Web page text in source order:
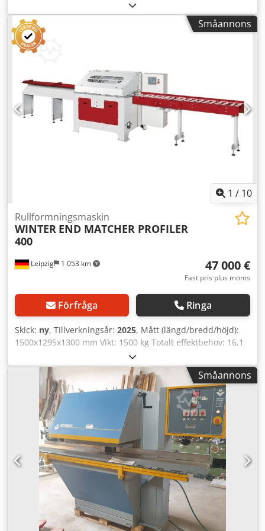
kW Spont- och fjäderprofilmaskin END MATCHER PROFILER
300 Dksdpfjvz Elpox Ab Eer - Högvarvig spont- och
fjäderprofilmaskin - Arbetsbredd: 40 - 300 mm -
Arbetsstyckets tjocklek: 10 - 35 mm - Minsta
arbetsstyckeslängd: 270 mm - Maximal arbetsstyckeslängd:
Matningshastighet steglöst justerbar via frekvensomriktare
- Skärhastighet: 24 m/min - Motorspindel (fräs): 2 x 7,5 kW -
Spindelhastighet (fräs): 7500 varv/min - Matningsmotor:
0,75 kW - Styrspänning: 24 V - Nätspänning: 400 V / 50 Hz -
Total anslutning: 16,1 kW - Pneumatiska klämanordningar
uppifrån och från sidan - Spindeldiameter: 40 mm -
Inkluderar vändskärverktyg - Manuell/automatisk styrning -
inmatningsrullbana - Inkl. 2,2 m utmatningsrullbana -
Dimensioner: L=1500, B=1295, H=1300 mm - Vikt: 1150 kg
Småannons
1 / 10
Leipzig 1 053 km
Rullformningsmaskin
WINTER END MATCHER PROFILER
400
47 000 €
Fast pris plus moms
Förfråga Ringa
Skick: ny, Tillverkningsår: 2025, Mått (längd/bredd/höjd):
1500x1295x1300 mm Vikt: 1500 kg Totalt effektbehov: 16,1
kW Not- och fjäderprofileringsmaskin END MATCHER
PROFILER 400 - Snabbgående not- och
fjäderprofileringsmaskin - Arbetsbredd: 40–400 mm -
Arbetsstyckets tjocklek: 10–35 mm - Minsta
arbetsstyckslängd: 270 mm - Maximal arbetsstyckslängd:
obegränsad - Max. arbetsstycksvikt: 15 kg - Max.
matningshastighet: 90 m/min - Matningshastighet steglöst
reglerbar via frekvensomriktare - Skärhastighet: 24 m/min -
Fräsmotor: 2 x 7,5 kW - Fräsvarvtal: 7500 v/min -
Matningsmotor: 0,75 kW - Matningsbordsmotor: 0,75 kW -
Styrspänning: 24 V - Spänning: 400 V / 50 Hz -
Totalanslutning: 16,1 kW - Pneumatiska klämmor uppifrån
och från sidan - Spindel Ø 40 mm - Max. verktygsdiameter:
160 mm - Inkl. vändskärsfräs utrustad med HM-vändskär
Småannons